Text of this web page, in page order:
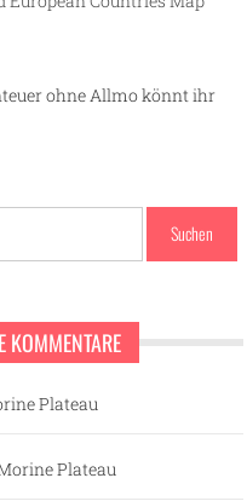
ohne Allmo könnt ihr
KOMMENTARE
Plateau
Plateau